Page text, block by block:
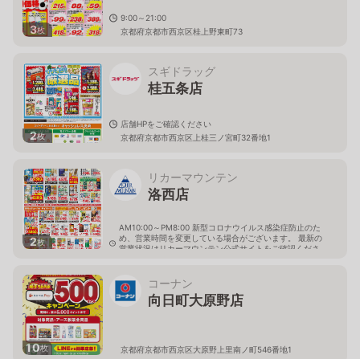
3枚
9:00～21:00
京都府京都市西京区桂上野東町73
2枚
スギドラッグ
桂五条店
店舗HPをご確認ください
京都府京都市西京区上桂三ノ宮町32番地1
2枚
リカーマウンテン
洛西店
AM10:00～PM8:00 新型コロナウイルス感染症防止のた
め、営業時間を変更している場合がございます。 最新の
営業状況はリカーマウンテン公式サイトをご確認くださ
10枚
コーナン
向日町大原野店
京都府京都市西京区大原野上里南ノ町546番地1